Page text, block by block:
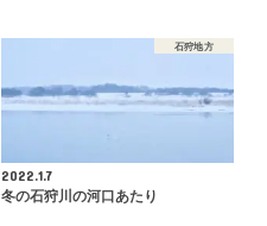
石狩地方
2022.1.7
冬の石狩川の河口あたり